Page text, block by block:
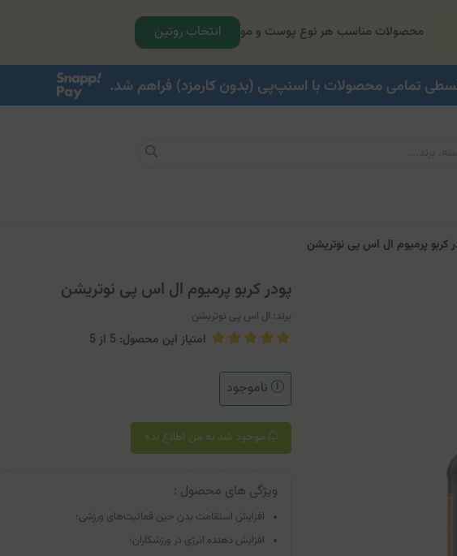
محصولات مناسب هر نوع پوست و مو انتخاب روتین
کربو پرمیوم ال اس پی نوتریشن
پودر کربو پرمیوم ال اس پی نوتریشن
برند: ال اس پی نوتریشن
امتیاز این محصول: 5 از 5
ناموجود
موجود شد به من اطلاع بده
ویژگی های محصول :
افزایش استقامت بدن حین فعالیت‌های ورزشی؛
افزایش دهنده انرژی در ورزشکاران؛